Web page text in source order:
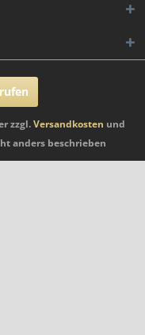
zzgl.Versandkosten und
anders beschrieben